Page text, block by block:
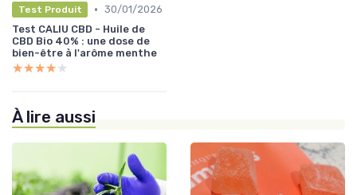
Test Produit • 30/01/2026
Test CALIU CBD - Huile de
CBD Bio 40% : une dose de
bien-être à l'arôme menthe
★★★★★
★★★★★
À lire aussi